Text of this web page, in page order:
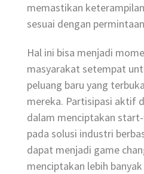
memastikan
sesuai dengan
Hal ini bisa menjadi
masyarakat setempat
peluang baru yang
mereka. Partisipasi aktif
dalam menciptakan
pada solusi industri
dapat menjadi game
menciptakan lebih